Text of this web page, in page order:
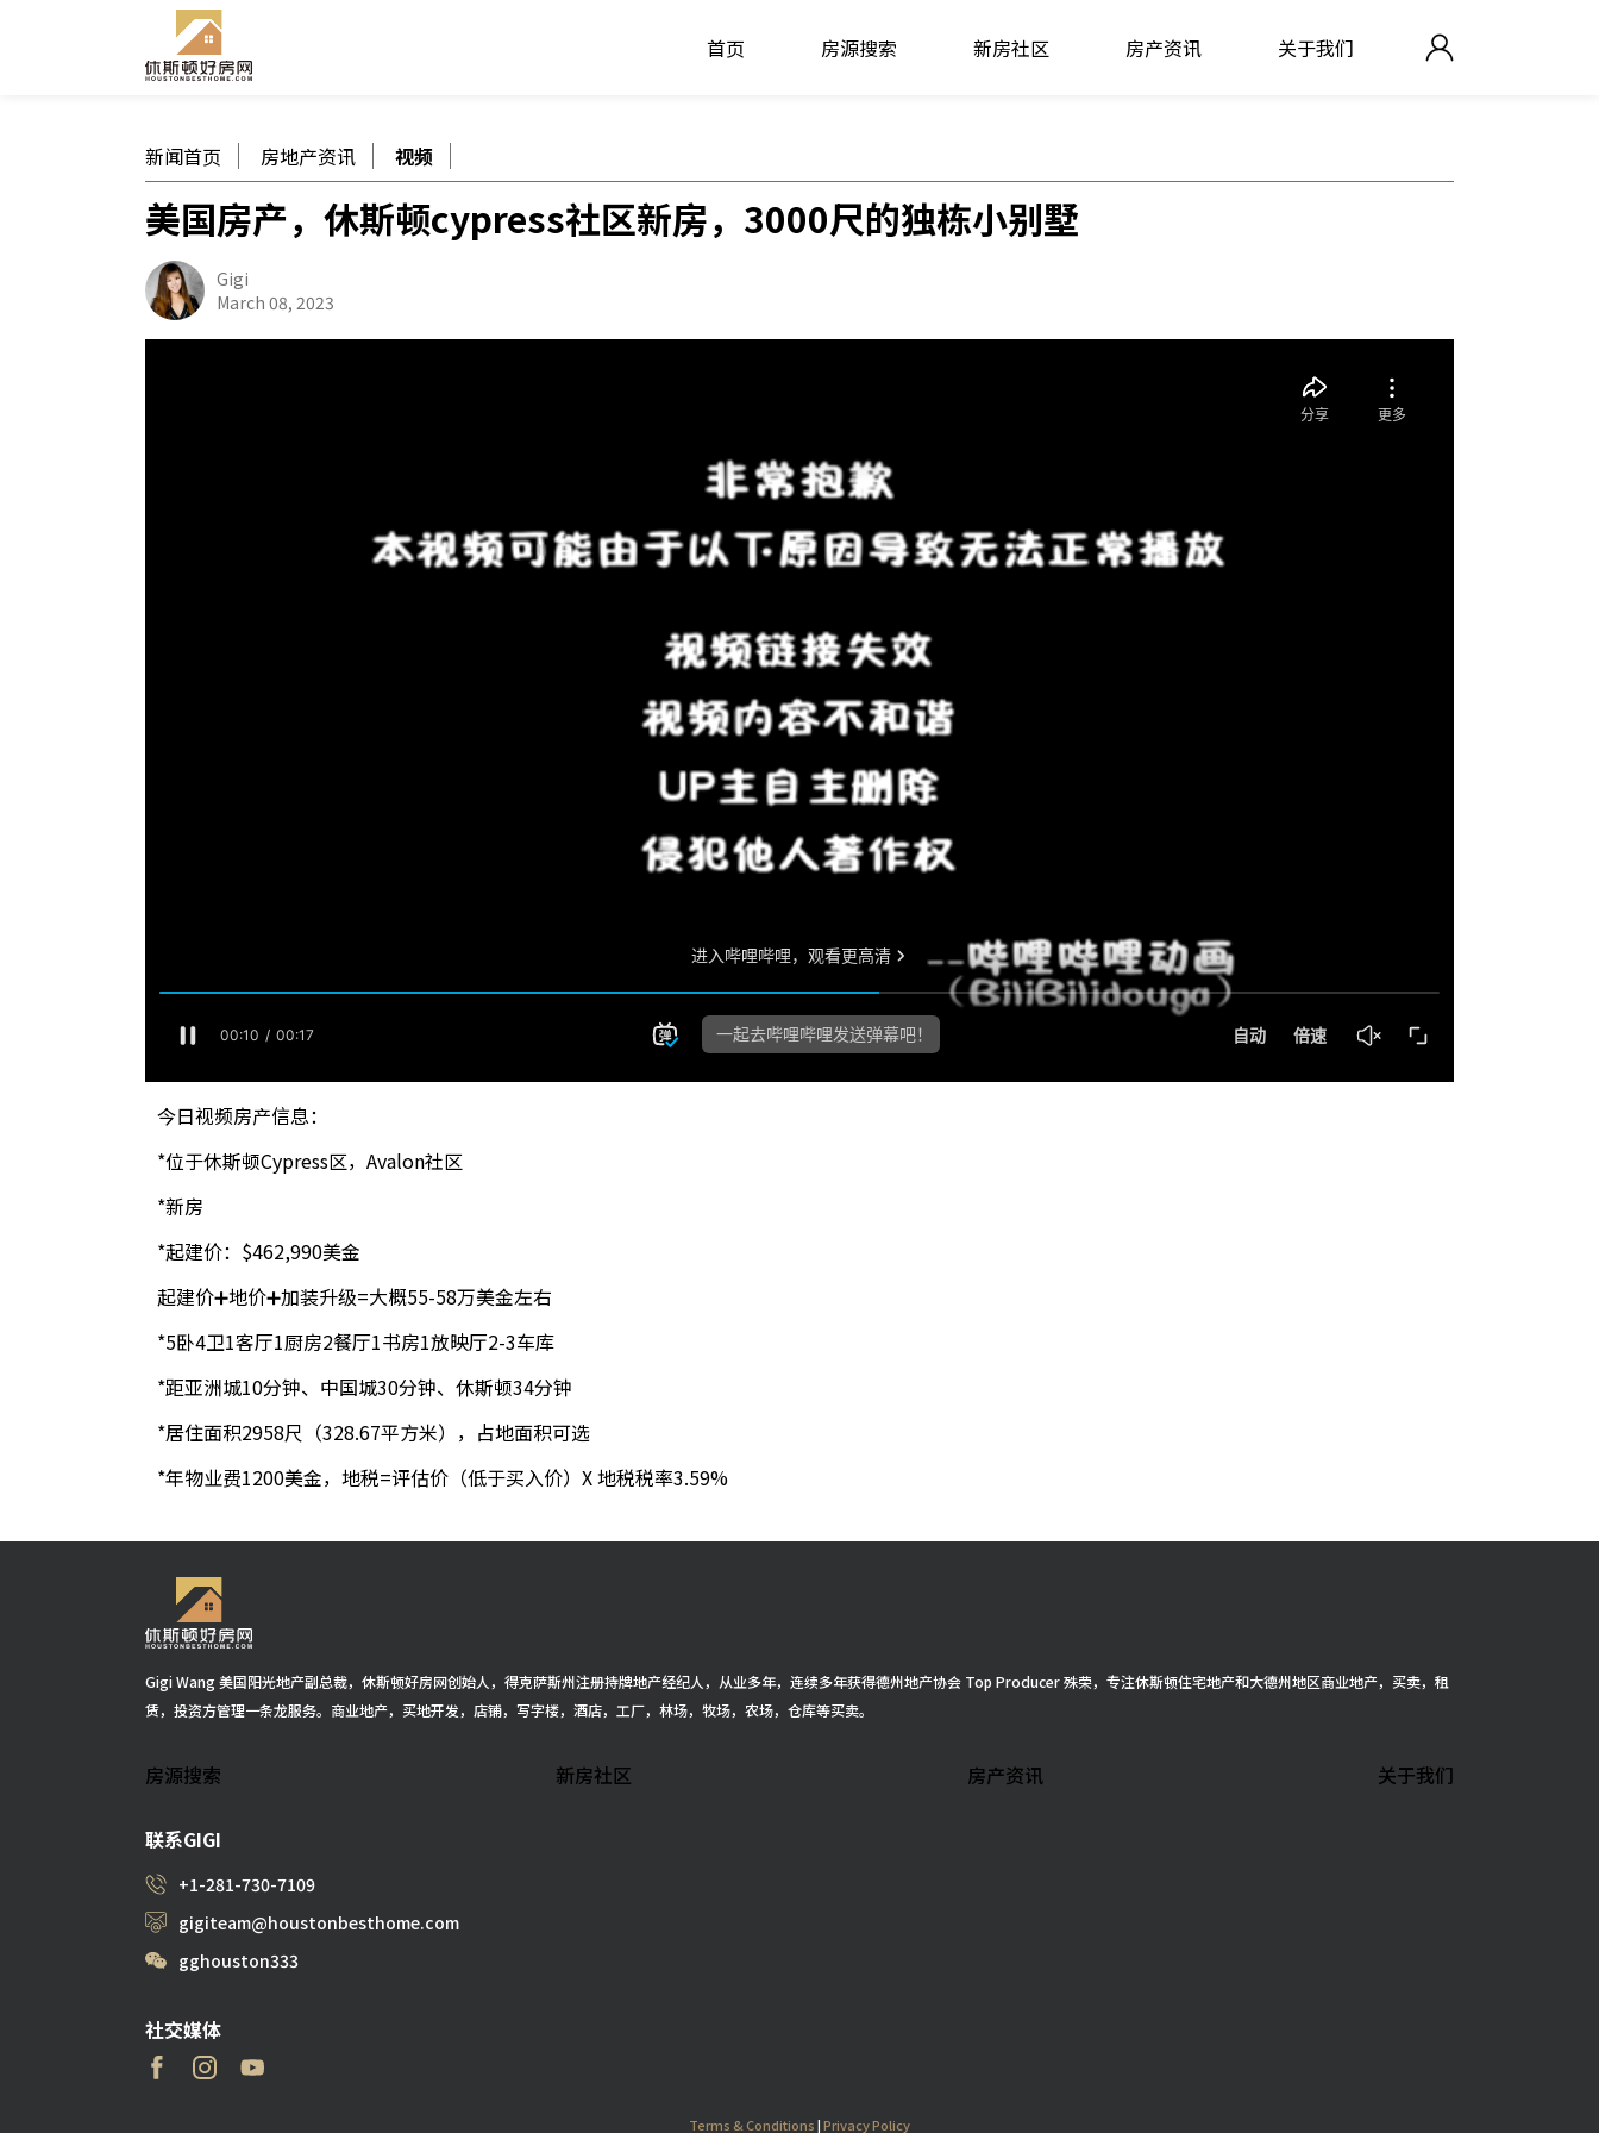
首页 房源搜索 新房社区 房产资讯 关于我们
新闻首页 房地产资讯 视频
美国房产，休斯顿cypress社区新房，3000尺的独栋小别墅
Gigi
March 08, 2023
今日视频房产信息：
*位于休斯顿Cypress区，Avalon社区
*新房
*起建价：$462,990美金
起建价➕地价➕加装升级=大概55-58万美金左右
*5卧4卫1客厅1厨房2餐厅1书房1放映厅2-3车库
*距亚洲城10分钟、中国城30分钟、休斯顿34分钟
*居住面积2958尺（328.67平方米），占地面积可选
*年物业费1200美金，地税=评估价（低于买入价）X 地税税率3.59%
Gigi Wang 美国阳光地产副总裁，休斯顿好房网创始人，得克萨斯州注册持牌地产经纪人，从业多年，连续多年获得德州地产协会 Top Producer 殊荣，专注休斯顿住宅地产和大德州地区商业地产，买卖，租
赁，投资方管理一条龙服务。商业地产，买地开发，店铺，写字楼，酒店，工厂，林场，牧场，农场，仓库等买卖。
房源搜索 新房社区 房产资讯 关于我们
联系GIGI
+1-281-730-7109
gigiteam@houstonbesthome.com
gghouston333
社交媒体
Terms & Conditions|Privacy Policy